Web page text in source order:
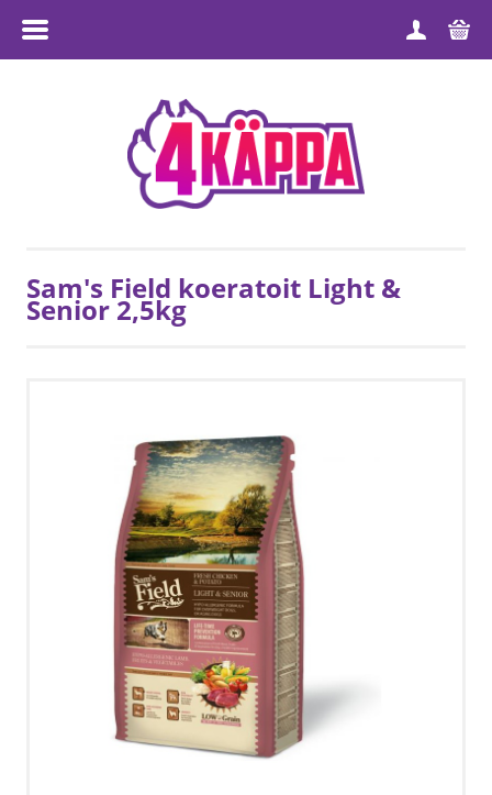
TOOTEGRUPID
MÜÜGITINGIMUSED
VÕTA ÜHENDUST
Sam's Field koeratoit Light &
Senior 2,5kg